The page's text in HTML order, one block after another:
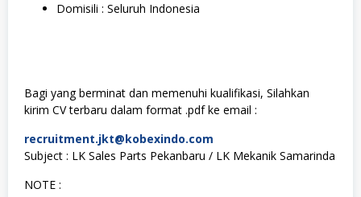
Domisili : Seluruh Indonesia
Bagi yang berminat dan memenuhi kualifikasi, Silahkan
kirim CV terbaru dalam format .pdf ke email :
recruitment.jkt@kobexindo.com
Subject : LK Sales Parts Pekanbaru / LK Mekanik Samarinda
NOTE :